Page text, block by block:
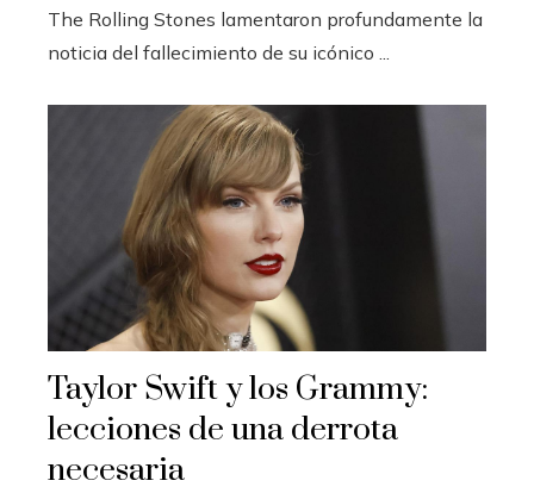
The Rolling Stones lamentaron profundamente la
noticia del fallecimiento de su icónico ...
Taylor Swift y los Grammy:
lecciones de una derrota
necesaria